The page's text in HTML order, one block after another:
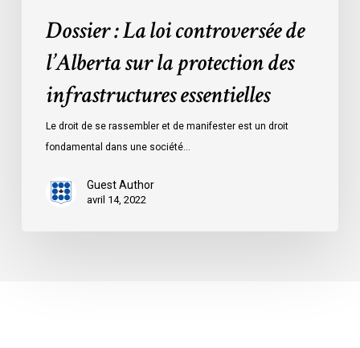
Dossier : La loi controversée de
l’Alberta sur la protection des
infrastructures essentielles
Le droit de se rassembler et de manifester est un droit
fondamental dans une société…
Guest Author
avril 14, 2022